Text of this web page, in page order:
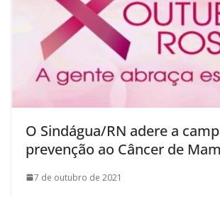
O Sindágua/RN adere a
prevenção ao Câncer de
7 de outubro de 2021